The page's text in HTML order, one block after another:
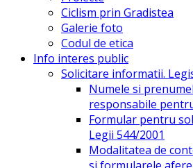
Ciclism prin Gradistea
Galerie foto
Codul de etica
Info interes public
Solicitare informatii.
Numele si
responsabile
Formular pentru
Legii 544/2001
Modalitatea de
si formularele